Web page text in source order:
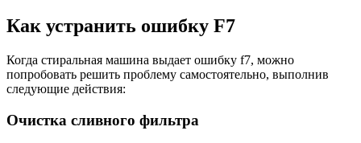
Как устранить ошибку F7
Когда стиральная машина выдает ошибку f7, можно
попробовать решить проблему самостоятельно, выполнив
следующие действия:
Очистка сливного фильтра